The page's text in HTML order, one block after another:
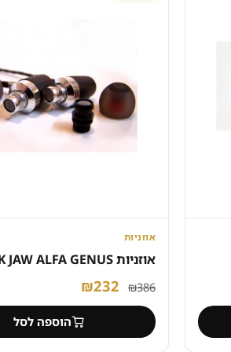
אוזניות
אוזניות ROCK JAW ALFA GENUS
₪ המחיר
המקורי
₪232 המחיר
הנוכחי
הוא:
הוספה לסל